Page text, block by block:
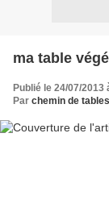
ma table
Publié le 24/07/2013
Par chemin de tables